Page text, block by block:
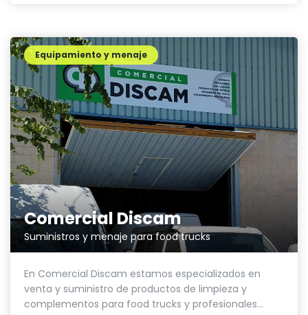
Comercial Discam
Suministros y menaje para food trucks
Equipamiento y menaje
En Comercial Discam estamos especializados en
venta y suministro de productos de limpieza y
complementos para food trucks y profesionales...